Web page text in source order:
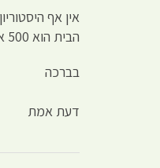
הבית הוא 500 אמה (משנה , מידות פ"ב מ"א) אף אם נחשב לדעה המאריכה את האמה (שיטת החזו"א אמה=57.6 ס"מ) אורך חומת הר הבית הייתה 288 מטר בלבד.
בברכה
דעת אמת